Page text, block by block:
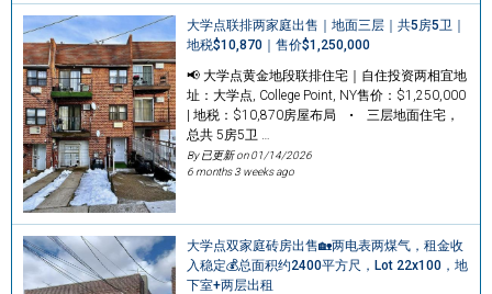
大学点联排两家庭出售｜地面三层｜共5房5卫｜
地税$10,870｜售价$1,250,000
📢 大学点黄金地段联排住宅｜自住投资两相宜地
址：大学点, College Point, NY售价：$1,250,000
| 地税：$10,870房屋布局 • 三层地面住宅，
总共 5房5卫 …
By 已更新 on01/14/2026
6 months 3 weeks ago
大学点双家庭砖房出售🏡两电表两煤气，租金收
入稳定💰总面积约2400平方尺，Lot 22x100，地
下室+两层出租